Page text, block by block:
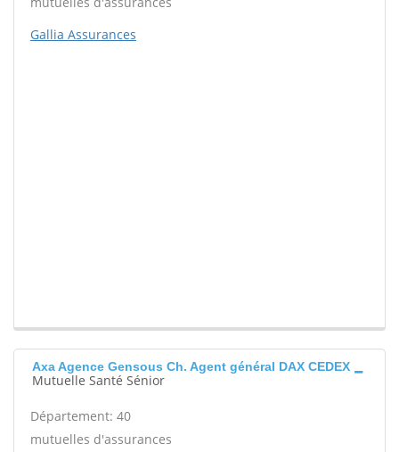
Gallia Assurances
Axa Agence Gensous Ch. Agent général DAX CEDEX
Mutuelle Santé Sénior
Département: 40
mutuelles d'assurances